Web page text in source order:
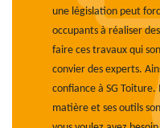
une législation peut
occupants à réaliser
faire ces travaux qui
convier des experts.
confiance à SG
matière et ses outils